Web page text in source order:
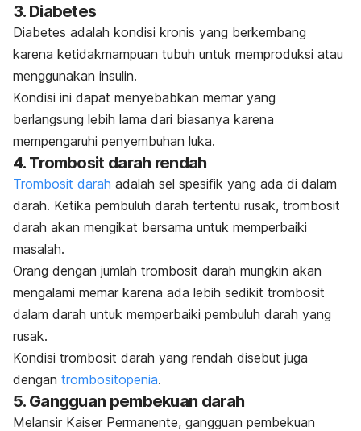
3. Diabetes
Diabetes adalah kondisi kronis yang berkembang
karena ketidakmampuan tubuh untuk memproduksi atau
menggunakan insulin.
Kondisi ini dapat menyebabkan memar yang
berlangsung lebih lama dari biasanya karena
mempengaruhi penyembuhan luka.
4. Trombosit darah rendah
Trombosit darah adalah sel spesifik yang ada di dalam
darah. Ketika pembuluh darah tertentu rusak, trombosit
darah akan mengikat bersama untuk memperbaiki
masalah.
Orang dengan jumlah trombosit darah mungkin akan
mengalami memar karena ada lebih sedikit trombosit
dalam darah untuk memperbaiki pembuluh darah yang
rusak.
Kondisi trombosit darah yang rendah disebut juga
dengan trombositopenia.
5. Gangguan pembekuan darah
Melansir Kaiser Permanente, gangguan pembekuan